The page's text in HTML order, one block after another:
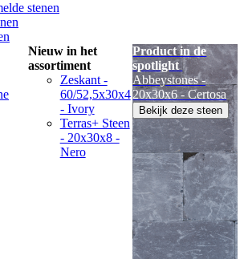
stenen
Nieuw in het
assortiment
Zeskant -
60/52,5x30x4
- Ivory
Terras+ Steen
- 20x30x8 -
Nero
Product in de
spotlight
Abbeystones -
20x30x6 - Certosa
Bekijk deze steen